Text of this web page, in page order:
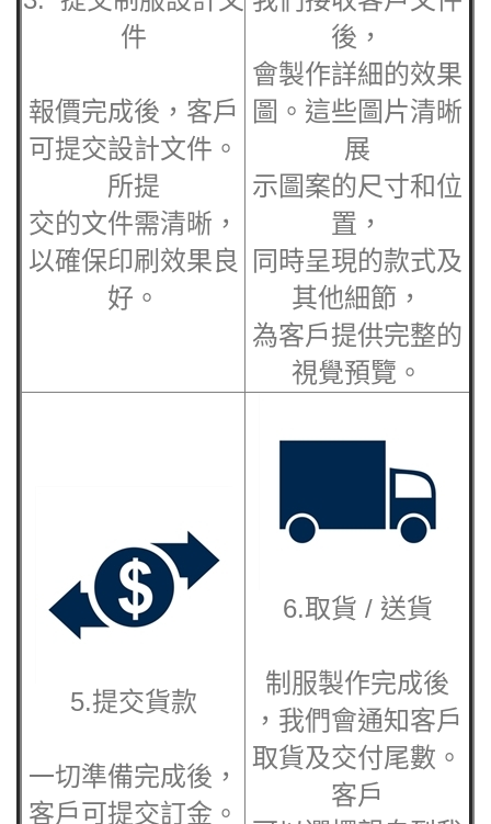
件
報價完成後，客戶
可提交設計文件。
所提
交的文件需清晰，
以確保印刷效果良
好。
後，
會製作詳細的效果
圖。這些圖片清晰
展
示圖案的尺寸和位
置，
同時呈現的款式及
其他細節，
為客戶提供完整的
視覺預覽。
5.提交貨款
一切準備完成後，
客戶可提交訂金。
6.取貨 / 送貨
制服製作完成後
，我們會通知客戶
取貨及交付尾數。
客戶